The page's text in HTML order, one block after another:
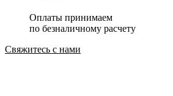
Оплаты принимаем
по безналичному расчету
Свяжитесь с нами